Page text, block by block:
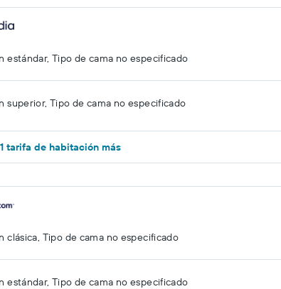
estándar, Tipo de cama no especificado
superior, Tipo de cama no especificado
tarifa de habitación más
clásica, Tipo de cama no especificado
estándar, Tipo de cama no especificado